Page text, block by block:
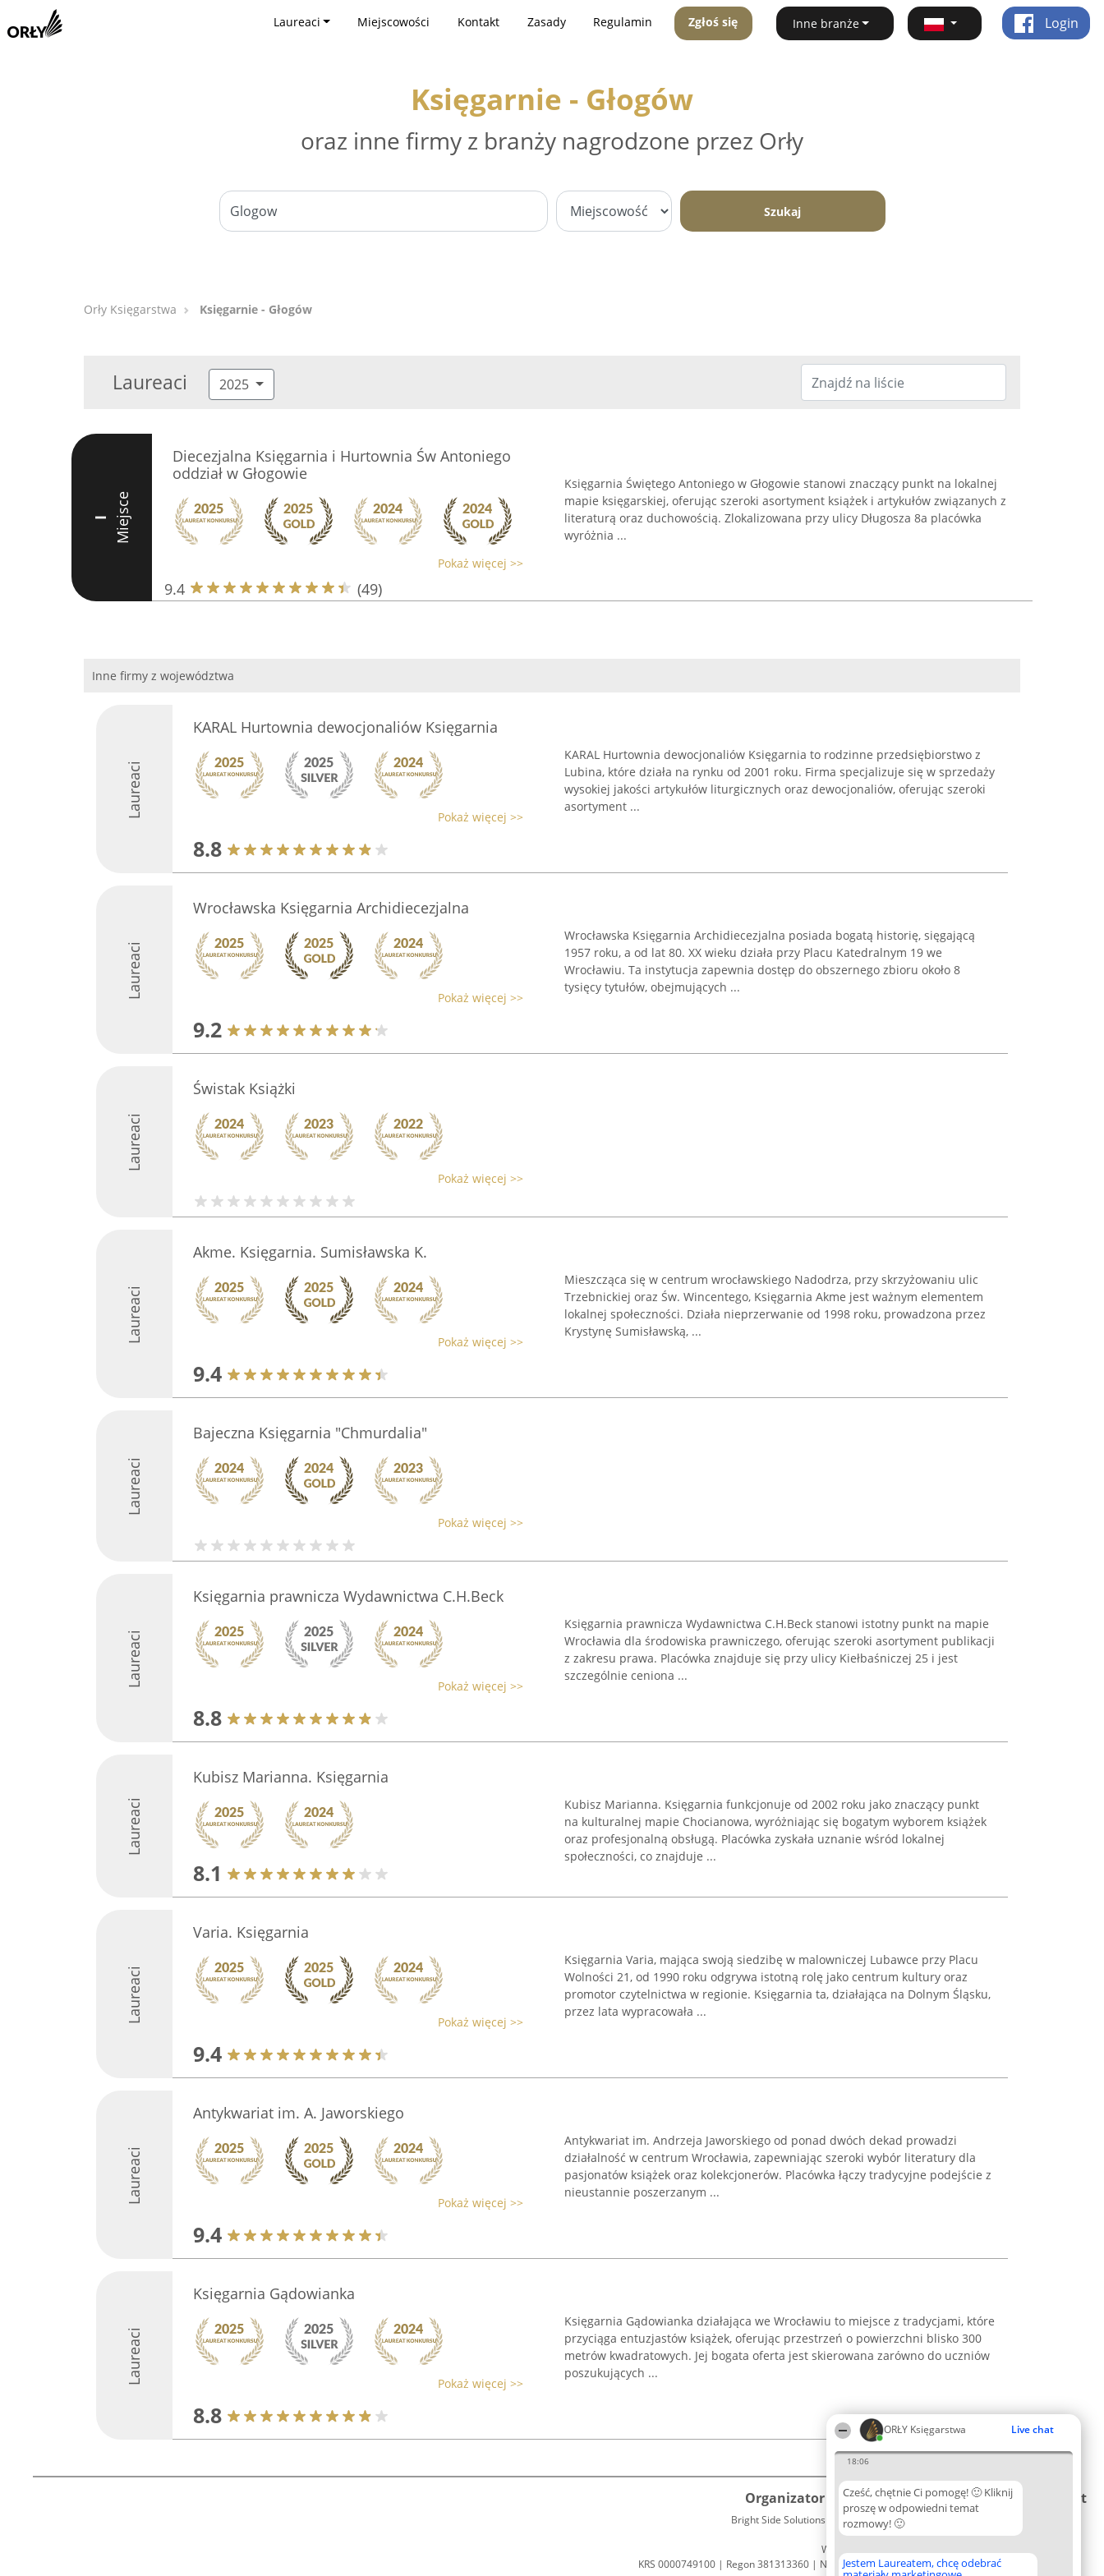
ORŁY Księgarstwa Live chat
18:06
Cześć, chętnie Ci pomogę! 🙂 Kliknij
proszę w odpowiedni temat
rozmowy! 🙂
Jestem Laureatem, chcę odebrać
Laureaci Miejscowości Kontakt Zasady Regulamin Zgłoś się Inne branże Login
Księgarnie - Głogów
oraz inne firmy z branży nagrodzone przez Orły
Szukaj
Orły Księgarstwa Księgarnie - Głogów
Laureaci 2025
I Miejsce
Diecezjalna Księgarnia i Hurtownia Św Antoniego
oddział w Głogowie
Pokaż więcej >>
9.4 (49)
Księgarnia Świętego Antoniego w Głogowie stanowi znaczący punkt na lokalnej
mapie księgarskiej, oferując szeroki asortyment książek i artykułów związanych z
literaturą oraz duchowością. Zlokalizowana przy ulicy Długosza 8a placówka
wyróżnia ...
Inne firmy z województwa
Laureaci
KARAL Hurtownia dewocjonaliów Księgarnia
Pokaż więcej >>
8.8
KARAL Hurtownia dewocjonaliów Księgarnia to rodzinne przedsiębiorstwo z
Lubina, które działa na rynku od 2001 roku. Firma specjalizuje się w sprzedaży
wysokiej jakości artykułów liturgicznych oraz dewocjonaliów, oferując szeroki
asortyment ...
Laureaci
Wrocławska Księgarnia Archidiecezjalna
Pokaż więcej >>
9.2
Wrocławska Księgarnia Archidiecezjalna posiada bogatą historię, sięgającą
1957 roku, a od lat 80. XX wieku działa przy Placu Katedralnym 19 we
Wrocławiu. Ta instytucja zapewnia dostęp do obszernego zbioru około 8
tysięcy tytułów, obejmujących ...
Laureaci
Świstak Książki
Pokaż więcej >>
Laureaci
Akme. Księgarnia. Sumisławska K.
Pokaż więcej >>
9.4
Mieszcząca się w centrum wrocławskiego Nadodrza, przy skrzyżowaniu ulic
Trzebnickiej oraz Św. Wincentego, Księgarnia Akme jest ważnym elementem
lokalnej społeczności. Działa nieprzerwanie od 1998 roku, prowadzona przez
Krystynę Sumisławską, ...
Laureaci
Bajeczna Księgarnia "Chmurdalia"
Pokaż więcej >>
Laureaci
Księgarnia prawnicza Wydawnictwa C.H.Beck
Pokaż więcej >>
8.8
Księgarnia prawnicza Wydawnictwa C.H.Beck stanowi istotny punkt na mapie
Wrocławia dla środowiska prawniczego, oferując szeroki asortyment publikacji
z zakresu prawa. Placówka znajduje się przy ulicy Kiełbaśniczej 25 i jest
szczególnie ceniona ...
Laureaci
Kubisz Marianna. Księgarnia
8.1
Kubisz Marianna. Księgarnia funkcjonuje od 2002 roku jako znaczący punkt
na kulturalnej mapie Chocianowa, wyróżniając się bogatym wyborem książek
oraz profesjonalną obsługą. Placówka zyskała uznanie wśród lokalnej
społeczności, co znajduje ...
Laureaci
Varia. Księgarnia
Pokaż więcej >>
9.4
Księgarnia Varia, mająca swoją siedzibę w malowniczej Lubawce przy Placu
Wolności 21, od 1990 roku odgrywa istotną rolę jako centrum kultury oraz
promotor czytelnictwa w regionie. Księgarnia ta, działająca na Dolnym Śląsku,
przez lata wypracowała ...
Laureaci
Antykwariat im. A. Jaworskiego
Pokaż więcej >>
9.4
Antykwariat im. Andrzeja Jaworskiego od ponad dwóch dekad prowadzi
działalność w centrum Wrocławia, zapewniając szeroki wybór literatury dla
pasjonatów książek oraz kolekcjonerów. Placówka łączy tradycyjne podejście z
nieustannie poszerzanym ...
Laureaci
Księgarnia Gądowianka
Pokaż więcej >>
8.8
Księgarnia Gądowianka działająca we Wrocławiu to miejsce z tradycjami, które
przyciąga entuzjastów książek, oferując przestrzeń o powierzchni blisko 300
metrów kwadratowych. Jej bogata oferta jest skierowana zarówno do uczniów
poszukujących ...
Organizator plebiscytu
Bright Side Solutions sp. z o. o. sp. k.
ul. Ruska 22
Wrocław 50-079
KRS 0000749100 | Regon 381313360 | NIP 8943132676
Plebiscyt
Lista
Laureatów
Kontakt